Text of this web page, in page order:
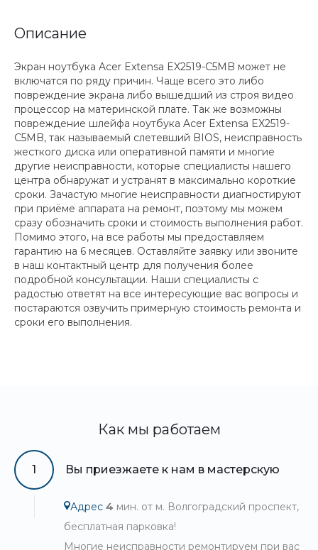
Описание
Экран ноутбука Acer Extensa EX2519-C5MB может не
включатся по ряду причин. Чаще всего это либо
повреждение экрана либо вышедший из строя видео
процессор на материнской плате. Так же возможны
повреждение шлейфа ноутбука Acer Extensa EX2519-
C5MB, так называемый слетевший BIOS, неисправность
жесткого диска или оперативной памяти и многие
другие неисправности, которые специалисты нашего
центра обнаружат и устранят в максимально короткие
сроки. Зачастую многие неисправности диагностируют
при приёме аппарата на ремонт, поэтому мы можем
сразу обозначить сроки и стоимость выполнения работ.
Помимо этого, на все работы мы предоставляем
гарантию на 6 месяцев. Оставляйте заявку или звоните
в наш контактный центр для получения более
подробной консультации. Наши специалисты с
радостью ответят на все интересующие вас вопросы и
постараются озвучить примерную стоимость ремонта и
сроки его выполнения.
Как мы работаем
1 Вы приезжаете к нам в мастерскую
Адрес 4 мин. от м. Волгоградский проспект,
бесплатная парковка!
Многие неисправности ремонтируем при вас